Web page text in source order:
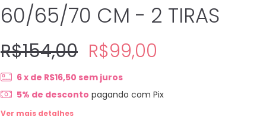
60/65/70 CM - 2 TIRAS
R$154,00 R$99,00
6x de R$16,50 sem juros
5% de desconto pagando com Pix
Ver mais detalhes